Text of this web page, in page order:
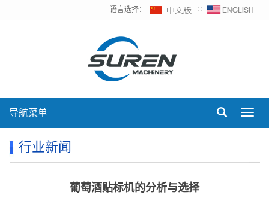
语言选择： ∷
导航菜单
行业新闻
葡萄酒贴标机的分析与选择